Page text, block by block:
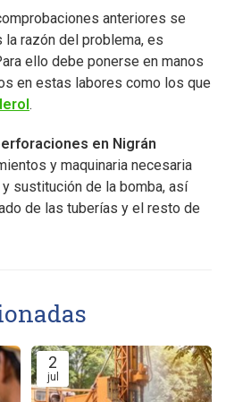
anteriores se
razón del problema, es
ello debe ponerse en manos
en estas labores como los que
.
en Nigrán
y maquinaria necesaria
sustitución de la bomba, así
de las tuberías y el resto de
2
jul